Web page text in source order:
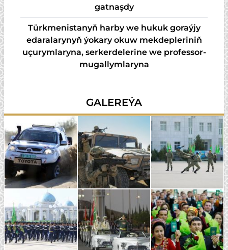
gatnaşdy
Türkmenistanyň harby we hukuk goraýjy
edaralarynyň ýokary okuw mekdepleriniň
uçurymlaryna, serkerdelerine we professor-
mugallymlaryna
GALEREÝA